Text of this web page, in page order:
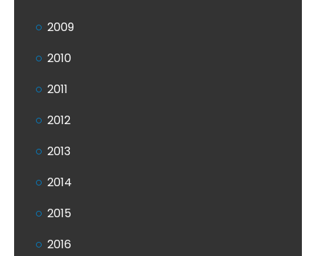
2009
2010
2011
2012
2013
2014
2015
2016